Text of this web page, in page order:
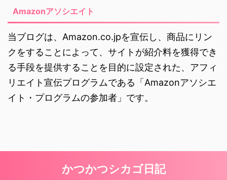
Amazonアソシエイト
当ブログは、Amazon.co.jpを宣伝し、商品にリン
クをすることによって、サイトが紹介料を獲得でき
る手段を提供することを目的に設定された、アフィ
リエイト宣伝プログラムである「Amazonアソシエ
イト・プログラムの参加者」です。
かつかつシカゴ日記